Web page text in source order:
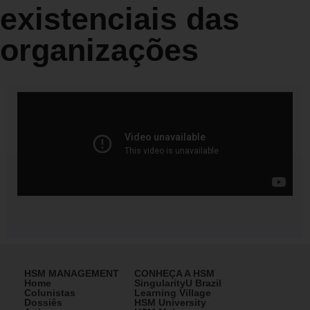
existenciais das
organizações
HSM MANAGEMENT
Home
Colunistas
Dossiês
CONHEÇA A HSM
SingularityU Brazil
Learning Village
HSM University